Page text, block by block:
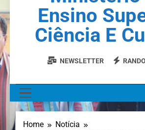
Ensino
Ciência E
NEWSLETTER
Home
Notícia